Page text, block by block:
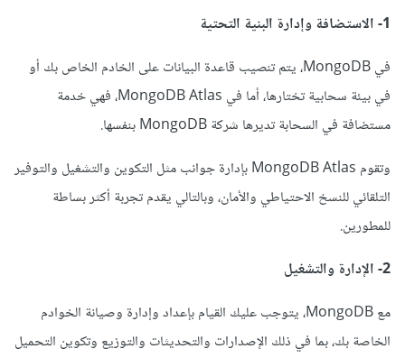
1- الاستضافة وإدارة البنية التحتية
في MongoDB، يتم تنصيب قاعدة البيانات على الخادم الخاص بك أو
في بيئة سحابية تختارها، أما في MongoDB Atlas، فهي خدمة
مستضافة في السحابة تديرها شركة MongoDB بنفسها.
وتقوم MongoDB Atlas بإدارة جوانب مثل التكوين والتشغيل والتوفير
التلقائي للنسخ الاحتياطي والأمان، وبالتالي يقدم تجربة أكثر بساطة
للمطورين.
2- الإدارة والتشغيل
مع MongoDB، يتوجب عليك القيام بإعداد وإدارة وصيانة الخوادم
الخاصة بك، بما في ذلك الإصدارات والتحديثات والتوزيع وتكوين التحميل